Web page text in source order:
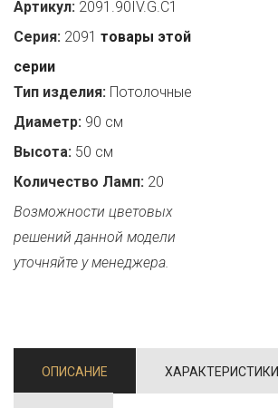
Артикул: 2091.90IV.G.C1
Серия: 2091 товары этой
серии
Тип изделия: Потолочные
Диаметр: 90 см
Высота: 50 см
Количество Ламп: 20
Возможности цветовых
решений данной модели
уточняйте у менеджера.
ОПИСАНИЕ ХАРАКТЕРИСТИКИ